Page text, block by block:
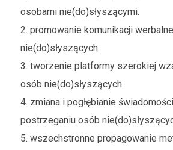
osobami nie(do)słyszącymi.
2. promowanie komunikacji
nie(do)słyszących.
3. tworzenie platformy szerokiej
osób nie(do)słyszących.
4. zmiana i pogłębianie
postrzeganiu osób
5. wszechstronne propagowanie